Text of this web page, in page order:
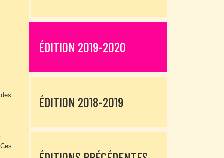
ÉDITION 2019-2020
ÉDITION 2018-2019